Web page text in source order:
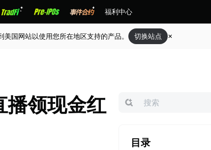
福利中心
国网站以使用您所在地区支持的产品。 切换站点
播领现金红
目录